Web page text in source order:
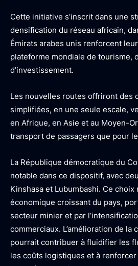
Cette initiative s’inscrit dans une
densification du réseau africain,
Émirats arabes unis renforcent
plateforme mondiale de tourisme,
d’investissement.
Les nouvelles routes offriront des
simplifiées, en une seule escale,
en Afrique, en Asie et au Moyen-
transport de passagers que pour
La République démocratique du
notable dans ce dispositif, avec
Kinshasa et Lubumbashi. Ce
économique croissant du pays,
secteur minier et par
commerciaux. L’amélioration de la
pourrait contribuer à fluidifier les
les coûts logistiques et à renforcer